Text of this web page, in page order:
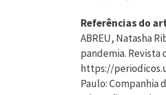
Referências do
ABREU, Natasha Ribas de Figueiredo Ortiz; CARVALHO, André Luís Bonifácio de. Avanços e desafios da comunicação digital em saúde na era da pandemia. Revista de APS, Juiz de Fora, v. 24, n. 1, p. 165-184, 2021. DOI: https://doi.org/10.34019/1809-8363.2021.v24.35190. Disponível em: https://periodicos.ufjf.br/index.php/aps/article/view/35190. Acesso em: 24 mar. 2026. ADICHIE, Chimamanda Ngozi. O perigo de uma história única. São Paulo: Companhia das Letras, 2019. AMARAL, Maria Carmélia Sales do; PONTES, Andrezza Graziella Veríssimo; SILVA, Jennifer do Vale e. O ensino de Educação Popular em Saúde para o SUS: experiência de articulação entre graduandos de enfermagem e Agentes Comunitários de Saúde. Interface – Comunicação, Saúde, Educação, Botucatu, v. 18, supl. 2, p. 1547-1558, jan. 2014. DOI: https://doi.org/10.1590/1807-57622013.0441. Disponível em: https://www.scielo.br/j/icse/a/fKscDdzzLn9BK7JQgYB8GHh/?lang=pt. Acesso em: 24 mar. 2026. BRASIL. Ministério da Saúde. Portaria n. 2.761, de 19 de novembro de 2013. Institui a Política Nacional de Educação Popular em Saúde no âmbito do Sistema Único de Saúde (PNEPS-SUS). Brasília, DF: Ministério da Saúde, 2013. Disponível em: https://bvsms.saude.gov.br/bvs/saudelegis/gm/2013/prt2761_19_11_2013.html. Acesso em: 17 set. 2024. BRASIL.